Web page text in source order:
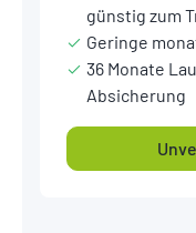
günstig zum
Geringe
36 Monate
Absicherung